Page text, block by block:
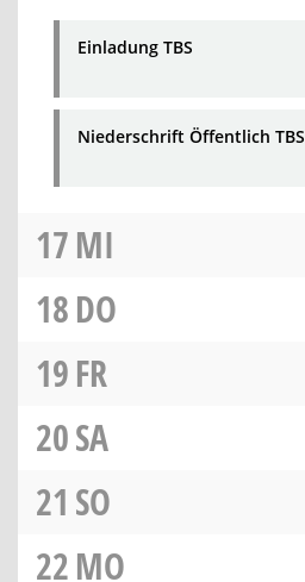
Einladung TBS
Niederschrift Öffentlich TBS
17MI
18DO
19FR
20SA
21 SO
22MO